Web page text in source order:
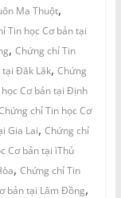
Ma Thuột,
Tin học Cơ bản tại
, Chứng chỉ Tin
tại Đăk Lăk, Chứng
Cơ bản tại Định
chỉ Tin học Cơ
Gia Lai, Chứng chỉ
Cơ bản tại ìThủ
, Chứng chỉ Tin
bản tại Lâm Đồng,